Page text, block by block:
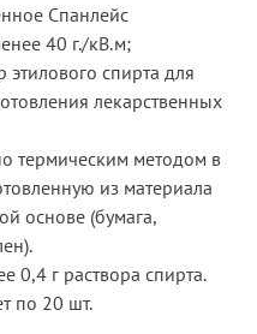
Спанлейс
40 г./кВ.м;
спирта для
лекарственных
термическим методом в
из материала
основе (бумага,
0,4 г раствора спирта.
по 20 шт.